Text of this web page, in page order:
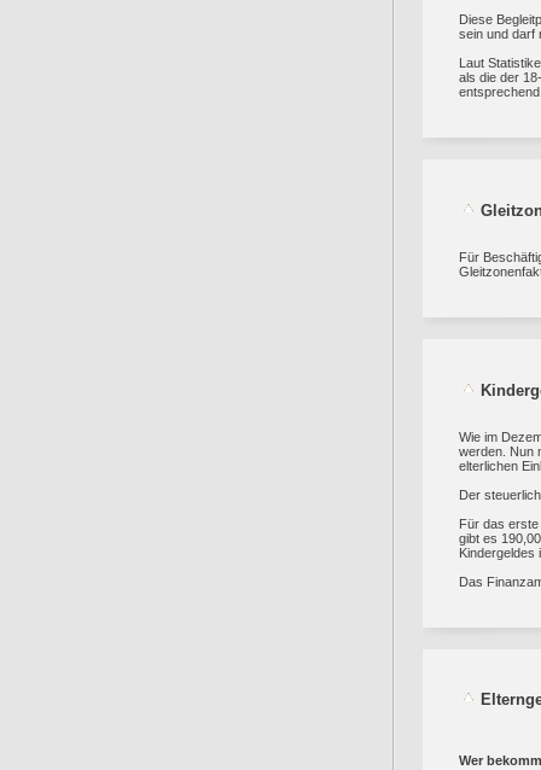
Diese
sein und darf
Laut
als die der
Für
Wie im
werden. Nun
elterlichen
Der
Für das
gibt es
Kindergeldes
Das
Wer